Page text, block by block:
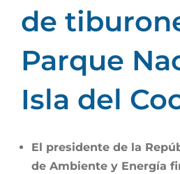
de
Parque
Isla del
El presidente de la
de Ambiente y Energía